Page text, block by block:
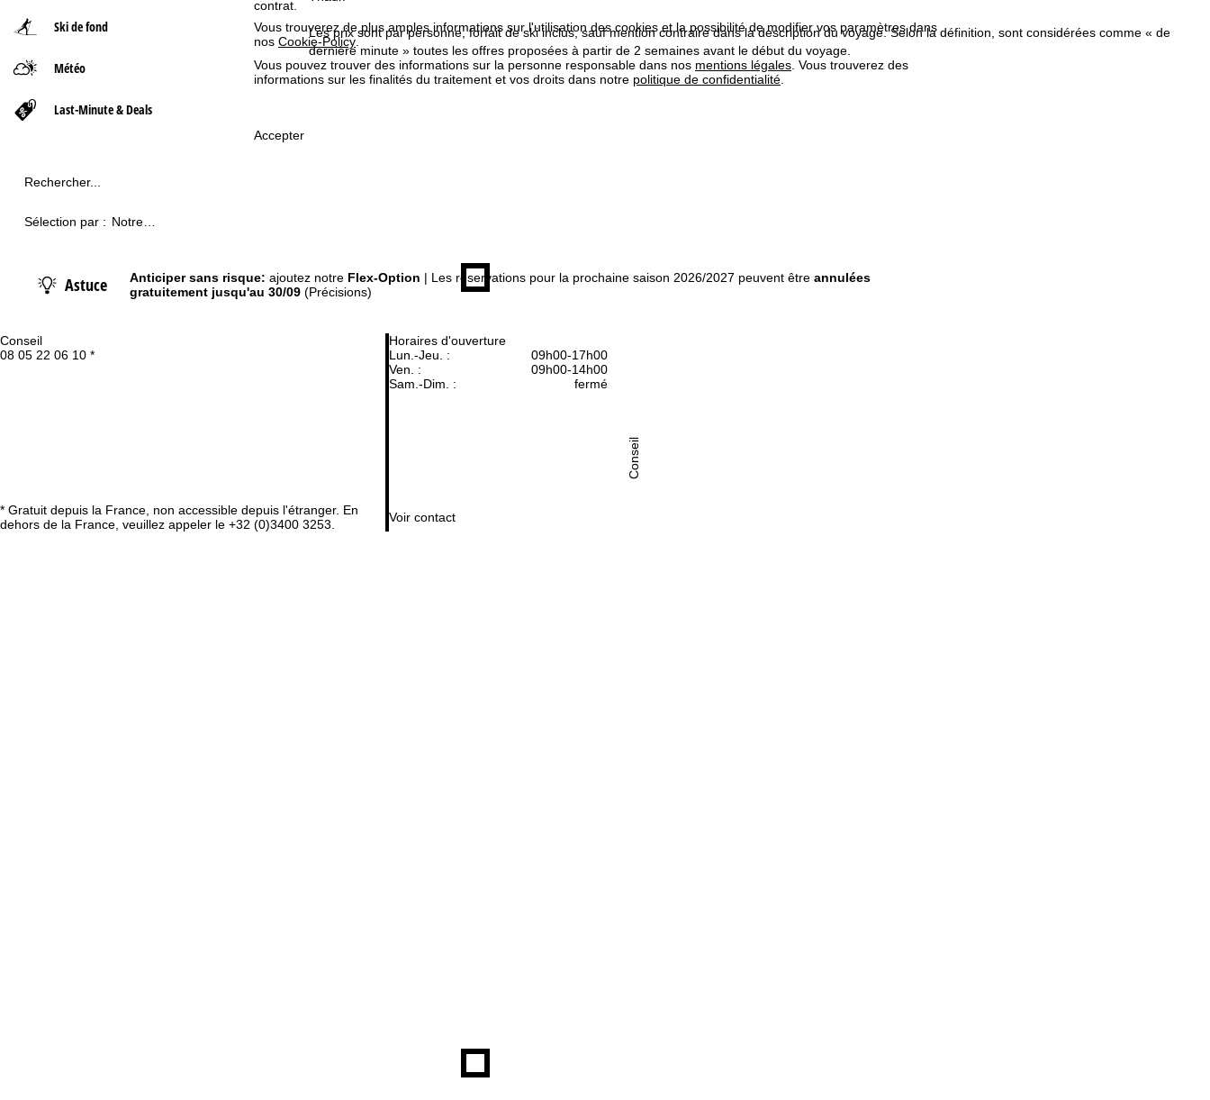
contrat.
Vous trouverez de plus amples informations sur l'utilisation des cookies et la possibilité de modifier vos paramètres dans
nos Cookie-Policy.
Vous pouvez trouver des informations sur la personne responsable dans nos mentions légales. Vous trouverez des
informations sur les finalités du traitement et vos droits dans notre politique de confidentialité.
Accepter
Conseil
08 05 22 06 10 *
* Gratuit depuis la France, non accessible depuis l'étranger. En
dehors de la France, veuillez appeler le +32 (0)3400 3253.
Horaires d'ouverture
Lun.-Jeu. :
09h00-17h00
Ven. :
09h00-14h00
Sam.-Dim. :
fermé
Voir contact
Conseil
Ski de fond
Météo
Last-Minute & Deals
d
'
i
Les prix sont par personne, forfait de ski inclus, sauf mention contraire dans la description du voyage. Selon la définition, sont considérées comme « de
dernière minute » toutes les offres proposées à partir de 2 semaines avant le début du voyage.
Rechercher...
Sélection par : Notre
Astuce Anticiper sans risque: ajoutez notre Flex-Option | Les réservations pour la prochaine saison 2026/2027 peuvent être annulées
gratuitement jusqu'au 30/09 (Précisions)